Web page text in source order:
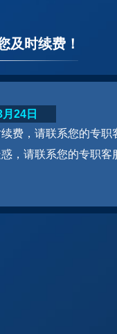
及时续费！
费，请联系您的专职
，请联系您的专职客
24日